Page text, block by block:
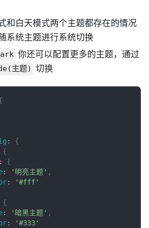
和白天模式两个主题都存在的情况
系统主题进行系统切换
你还可以配置更多的主题，通过
主题) 切换
:
{
{
:
{
: '明亮主题' ,
:
'#fff'
{
: '暗黑主题' ,
:
'#333'